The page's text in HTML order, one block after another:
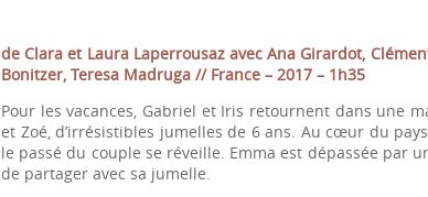
de Clara et Laura Laperrousaz avec Ana Girardot,
Bonitzer, Teresa Madruga // France – 2017 – 1h35
Pour les vacances, Gabriel et Iris retournent dans une
et Zoé, d’irrésistibles jumelles de 6 ans. Au cœur du
le passé du couple se réveille. Emma est dépassée par
de partager avec sa jumelle.